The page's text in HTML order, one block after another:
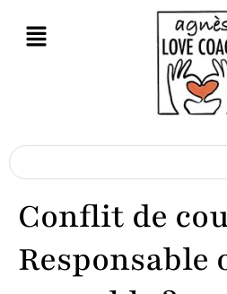
Conflit de
Responsable